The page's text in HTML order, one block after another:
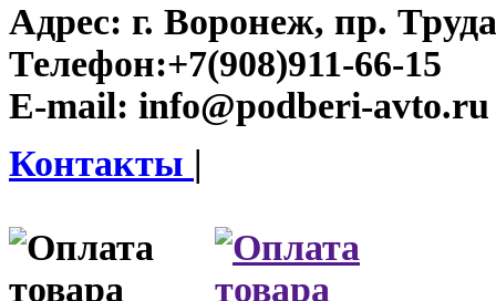
Адрес: г. Воронеж, пр.
Телефон:+7(908)911-66-15
E-mail: info@podberi-avto.ru
Контакты |